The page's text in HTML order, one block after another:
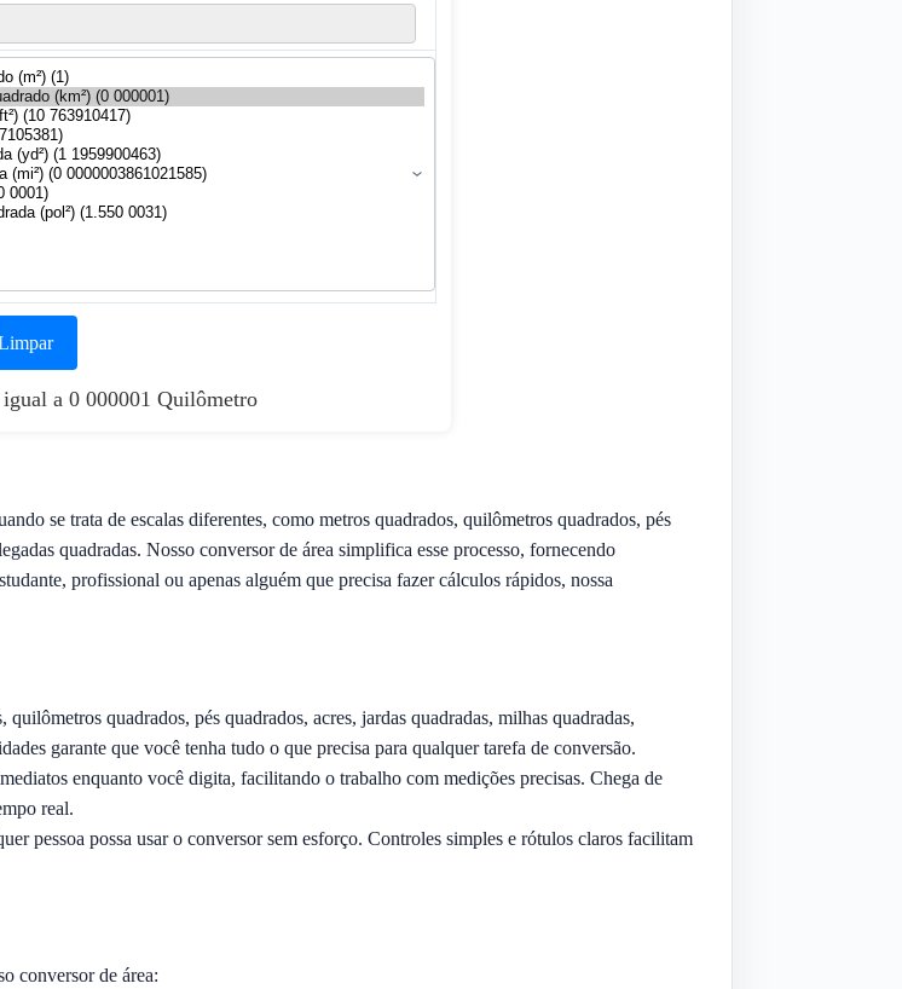
a 0 000001 Quilômetro
se trata de escalas diferentes, como metros quadrados, quilômetros quadrados, pés
quadradas. Nosso conversor de área simplifica esse processo, fornecendo
profissional ou apenas alguém que precisa fazer cálculos rápidos, nossa
quilômetros quadrados, pés quadrados, acres, jardas quadradas, milhas quadradas,
garante que você tenha tudo o que precisa para qualquer tarefa de conversão.
enquanto você digita, facilitando o trabalho com medições precisas. Chega de
real.
pessoa possa usar o conversor sem esforço. Controles simples e rótulos claros facilitam
conversor de área: